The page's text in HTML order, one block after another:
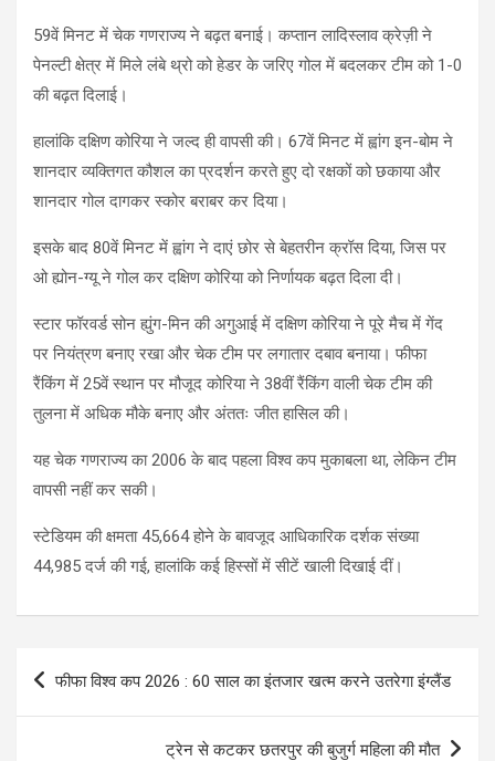
59वें मिनट में चेक गणराज्य ने बढ़त बनाई। कप्तान लादिस्लाव क्रेज़ी ने
पेनल्टी क्षेत्र में मिले लंबे थ्रो को हेडर के जरिए गोल में बदलकर टीम को 1-0
की बढ़त दिलाई।
हालांकि दक्षिण कोरिया ने जल्द ही वापसी की। 67वें मिनट में ह्वांग इन-बोम ने
शानदार व्यक्तिगत कौशल का प्रदर्शन करते हुए दो रक्षकों को छकाया और
शानदार गोल दागकर स्कोर बराबर कर दिया।
इसके बाद 80वें मिनट में ह्वांग ने दाएं छोर से बेहतरीन क्रॉस दिया, जिस पर
ओ ह्योन-ग्यू ने गोल कर दक्षिण कोरिया को निर्णायक बढ़त दिला दी।
स्टार फॉरवर्ड सोन ह्युंग-मिन की अगुआई में दक्षिण कोरिया ने पूरे मैच में गेंद
पर नियंत्रण बनाए रखा और चेक टीम पर लगातार दबाव बनाया। फीफा
रैंकिंग में 25वें स्थान पर मौजूद कोरिया ने 38वीं रैंकिंग वाली चेक टीम की
तुलना में अधिक मौके बनाए और अंततः जीत हासिल की।
यह चेक गणराज्य का 2006 के बाद पहला विश्व कप मुकाबला था, लेकिन टीम
वापसी नहीं कर सकी।
स्टेडियम की क्षमता 45,664 होने के बावजूद आधिकारिक दर्शक संख्या
44,985 दर्ज की गई, हालांकि कई हिस्सों में सीटें खाली दिखाई दीं।
Post
फीफा विश्व कप 2026 : 60 साल का इंतजार खत्म करने उतरेगा इंग्लैंड
ट्रेन से कटकर छतरपुर की बुजुर्ग महिला की मौत